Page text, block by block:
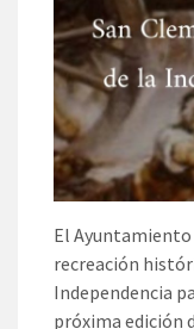
El Ayuntamiento
recreación
Independencia
próxima edición